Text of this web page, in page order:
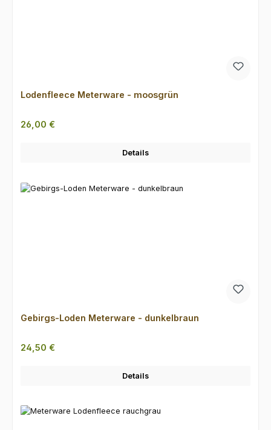
Lodenfleece Meterware - moosgrün
Regulärer Preis:
26,00 €
Details
Gebirgs-Loden Meterware - dunkelbraun
Regulärer Preis:
24,50 €
Details